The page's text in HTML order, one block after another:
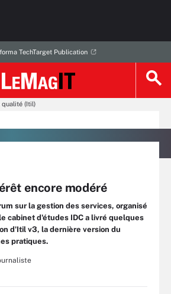
TechTarget Publication
qualité (Itil)
encore modéré
sur la gestion des services, organisé
cabinet d'études IDC a livré quelques
d'Itil v3, la dernière version du
pratiques.